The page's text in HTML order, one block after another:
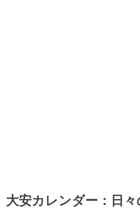
大安カレンダー：日